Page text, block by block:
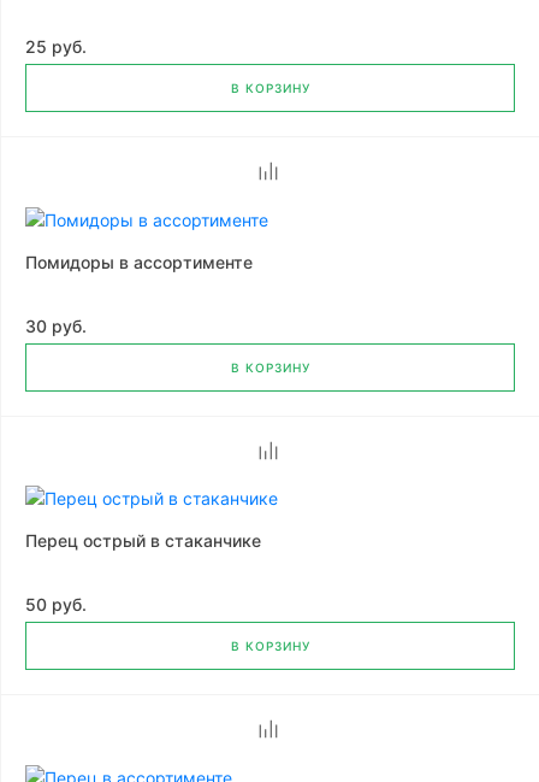
25 руб.
В КОРЗИНУ
Помидоры в ассортименте
30 руб.
В КОРЗИНУ
Перец острый в стаканчике
50 руб.
В КОРЗИНУ